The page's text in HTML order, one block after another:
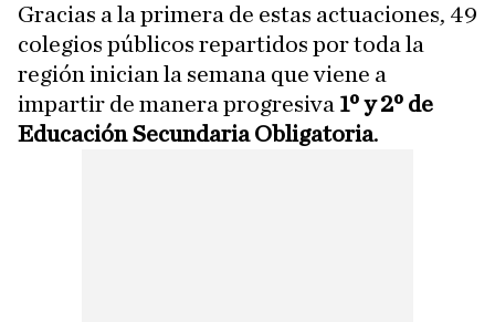
Gracias a la primera de estas actuaciones, 49
colegios públicos repartidos por toda la
región inician la semana que viene a
impartir de manera progresiva 1º y 2º de
Educación Secundaria Obligatoria.